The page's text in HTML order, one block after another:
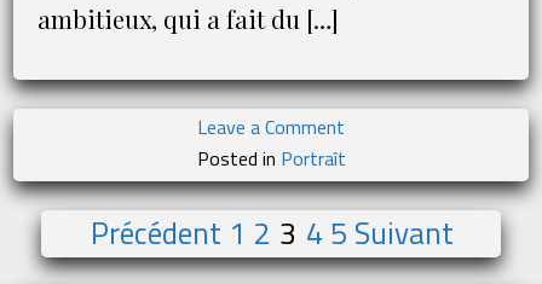
ambitieux, qui a fait du […]
Leave a Comment
Philippe
Brassac,
qui
est
le
Posted in Portraît
Pagination
des
Précédent 1 2 3 4 5 Suivant